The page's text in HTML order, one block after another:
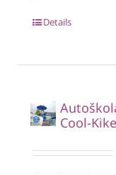
Details
Cool-Kike